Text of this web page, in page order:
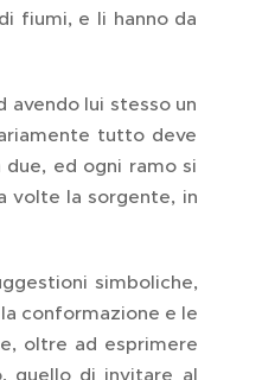
fiumi, e li hanno da
avendo lui stesso un
tutto deve
ed ogni ramo si
volte la sorgente, in
simboliche,
conformazione e le
oltre ad esprimere
quello di invitare al